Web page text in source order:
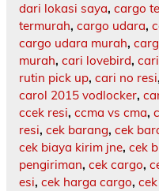
dari lokasi saya, cargo
termurah, cargo udara,
cargo udara murah,
murah, cari lovebird,
rutin pick up, cari no resi,
carol 2015 vodlocker,
ccek resi, ccma vs cma,
resi, cek barang, cek
cek biaya kirim jne, cek
pengiriman, cek cargo,
esi, cek harga cargo,